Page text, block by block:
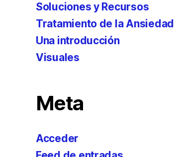
Soluciones y Recursos
Tratamiento de la Ansiedad
Una introducción
Visuales
Meta
Acceder